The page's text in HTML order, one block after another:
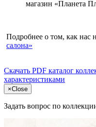
магазин «Планета
Подробнее о том, как нас
салона»
Скачать PDF каталог
характеристиками
×Close
Задать вопрос по